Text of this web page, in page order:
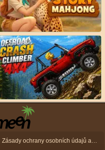
Zásady ochrany osobních údajů a zásady použití souborů cookie